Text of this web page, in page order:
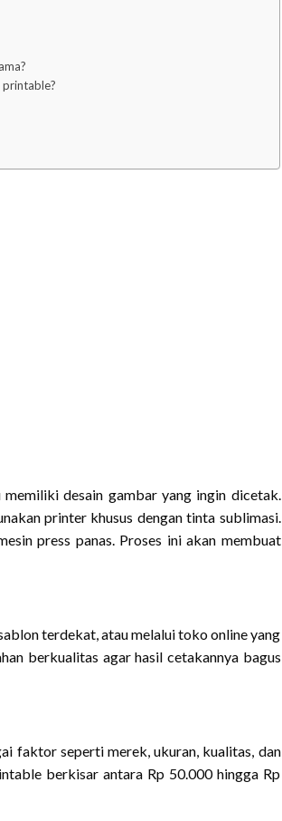
printable?
desain gambar yang ingin dicetak.
printer khusus dengan tinta sublimasi.
press panas. Proses ini akan membuat
terdekat, atau melalui toko online yang
berkualitas agar hasil cetakannya bagus
faktor seperti merek, ukuran, kualitas, dan
berkisar antara Rp 50.000 hingga Rp